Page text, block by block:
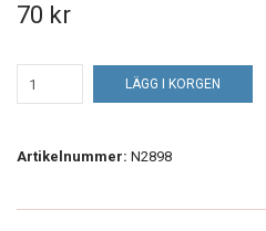
70 kr
LÄGG I KORGEN
Artikelnummer: N2898